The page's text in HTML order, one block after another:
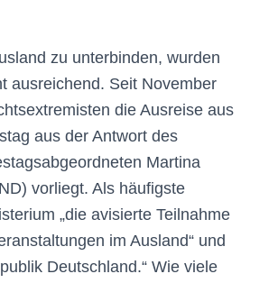
zu unterbinden, wurden
ausreichend. Seit November
die Ausreise aus
aus der Antwort des
Martina
vorliegt. Als häufigste
„die avisierte Teilnahme
im Ausland“ und
Deutschland.“ Wie viele